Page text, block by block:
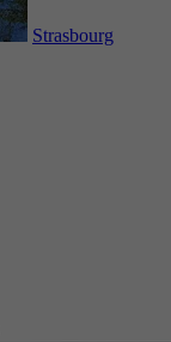
Strasbourg